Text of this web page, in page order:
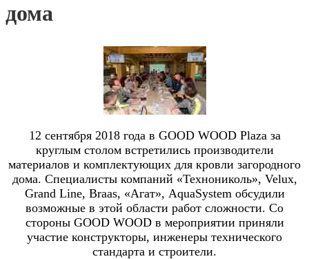
дома
12 сентября 2018 года в GOOD WOOD Plaza за
круглым столом встретились производители
материалов и комплектующих для кровли загородного
дома. Специалисты компаний «Технониколь», Velux,
Grand Line, Braas, «Агат», AquaSystem обсудили
возможные в этой области работ сложности. Со
стороны GOOD WOOD в мероприятии приняли
участие конструкторы, инженеры технического
стандарта и строители.